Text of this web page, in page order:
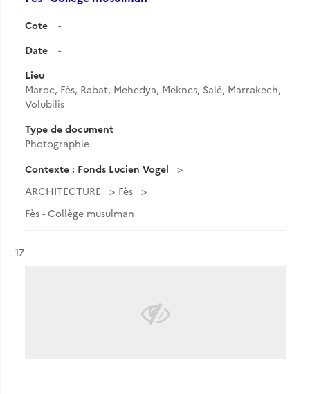
Cote
-
Date
-
Lieu
Maroc, Fès, Rabat, Mehedya, Meknes, Salé, Marrakech,
Volubilis
Type de document
Photographie
Contexte : Fonds Lucien Vogel
ARCHITECTURE
Fès
Fès - Collège musulman
Résultat n°
17